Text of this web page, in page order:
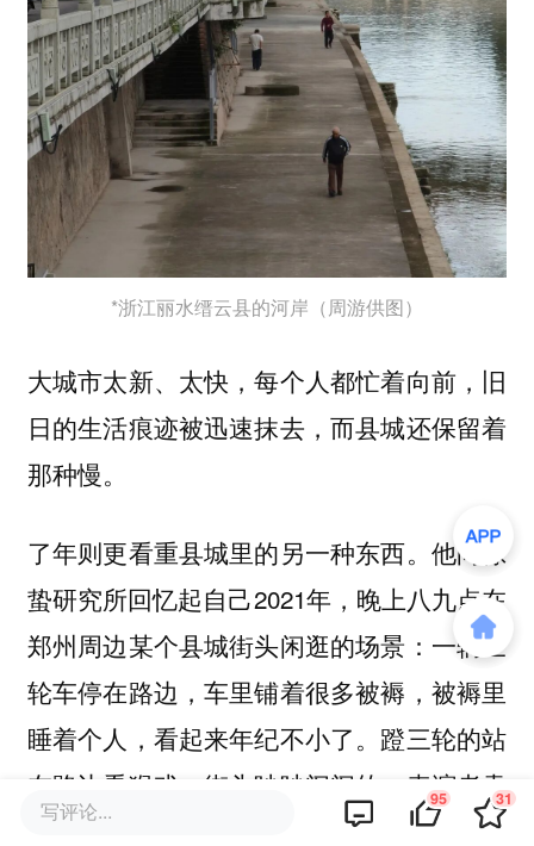
*浙江丽水缙云县的河岸（周游供图）
大城市太新、太快，每个人都忙着向前，旧
日的生活痕迹被迅速抹去，而县城还保留着
那种慢。
了年则更看重县城里的另一种东西。他向惊
蛰研究所回忆起自己2021年，晚上八九点在
郑州周边某个县城街头闲逛的场景：一辆三
轮车停在路边，车里铺着很多被褥，被褥里
睡着个人，看起来年纪不小了。蹬三轮的站
在路边看猴戏，街头吵吵闹闹的，表演者卖
力地吆喝着，身前却没什么打赏，围观者多
写评论... 95 31